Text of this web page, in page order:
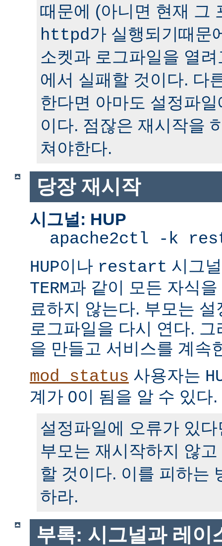
때문에 (아니면 현재 그
httpd가 실행되기때문
소켓과 로그파일을 열
에서 실패할 것이다. 다
한다면 아마도 설정파
이다. 점잖은 재시작을
쳐야한다.
당장 재시작
시그널: HUP
apache2ctl -k
HUP이나 restart 시그
TERM과 같이 모든 자식
료하지 않는다. 부모는
로그파일을 다시 연다.
을 만들고 서비스를 계속
mod_status 사용자는
계가 0이 됨을 알 수 있다.
설정파일에 오류가 있
부모는 재시작하지 않
할 것이다. 이를 피하는
하라.
부록: 시그널과 레이